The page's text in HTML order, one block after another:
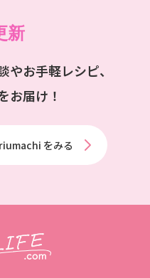
新
お手軽レシピ、
お届け！
をみる